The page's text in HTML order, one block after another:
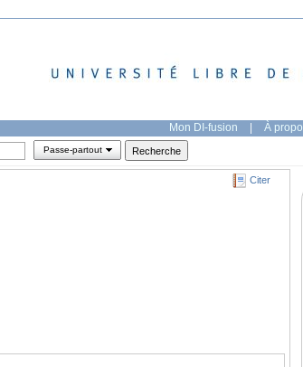
Mon DI-fusion | À
Passe-partout
Citer